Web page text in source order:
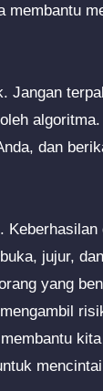
membantu
Jangan
dan
jujur,
yang